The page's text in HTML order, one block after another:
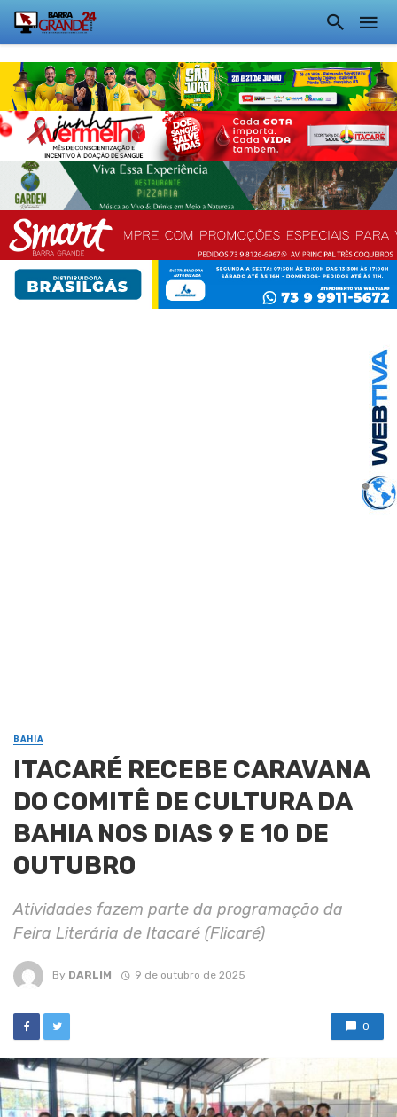
BAHIA
ITACARÉ RECEBE CARAVANA
DO COMITÊ DE CULTURA DA
BAHIA NOS DIAS 9 E 10 DE
OUTUBRO
Atividades fazem parte da programação da
Feira Literária de Itacaré (Flicaré)
By DARLIM 9 de outubro de 2025
0